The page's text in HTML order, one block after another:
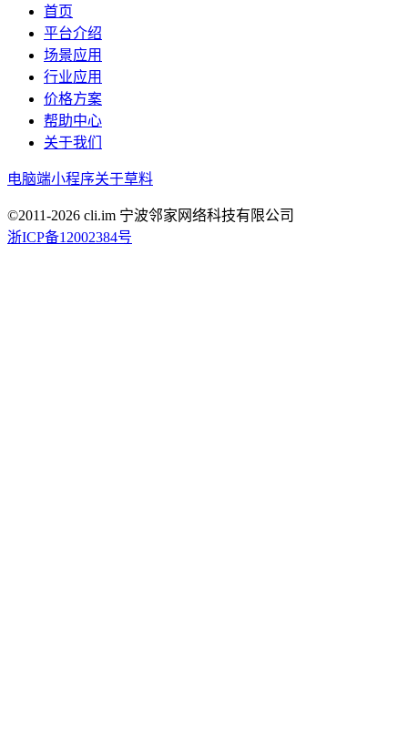
首页
平台介绍
场景应用
行业应用
价格方案
帮助中心
关于我们
电脑端小程序关于草料
©2011-2026 cli.im 宁波邻家网络科技有限公司
浙ICP备12002384号